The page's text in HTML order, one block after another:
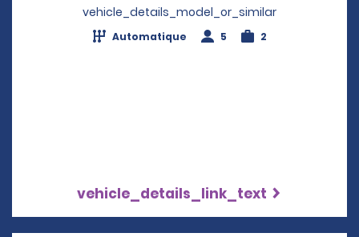
vehicle_details_model_or_similar
Automatique 5 2
vehicle_details_link_text